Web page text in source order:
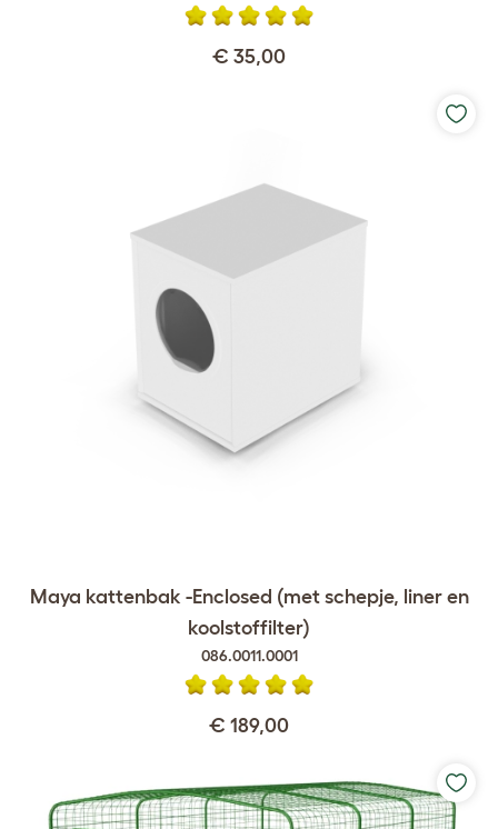
€ 35,00
Maya kattenbak -Enclosed (met schepje, liner en
koolstoffilter)
086.0011.0001
€ 189,00